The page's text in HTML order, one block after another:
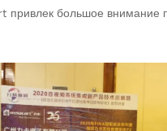
привлек большое внимание